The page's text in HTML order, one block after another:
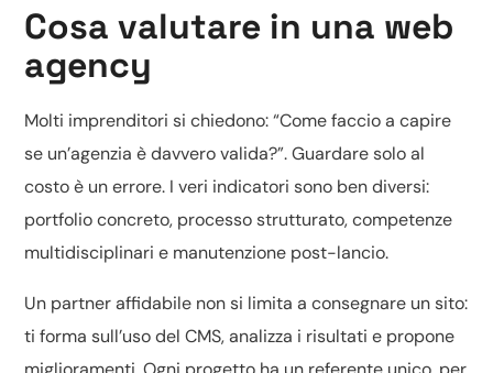
Cosa valutare in una web
agency
Molti imprenditori si chiedono: “Come faccio a capire
se un’agenzia è davvero valida?”. Guardare solo al
costo è un errore. I veri indicatori sono ben diversi:
portfolio concreto, processo strutturato, competenze
multidisciplinari e manutenzione post-lancio.
Un partner affidabile non si limita a consegnare un sito:
ti forma sull’uso del CMS, analizza i risultati e propone